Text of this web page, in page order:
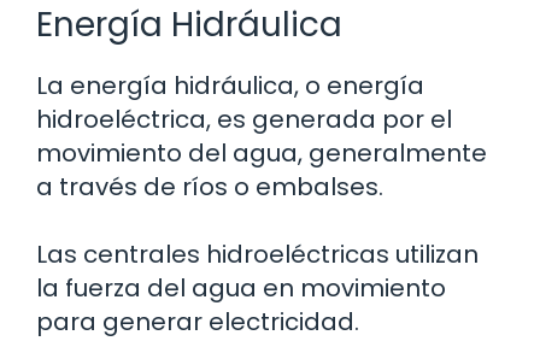
Energía Hidráulica
La energía hidráulica, o energía
hidroeléctrica, es generada por el
movimiento del agua, generalmente
a través de ríos o embalses.
Las centrales hidroeléctricas utilizan
la fuerza del agua en movimiento
para generar electricidad.